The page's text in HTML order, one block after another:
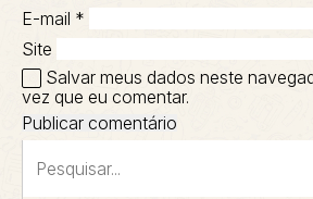
E-mail *
Site
Salvar meus dados neste
vez que eu comentar.